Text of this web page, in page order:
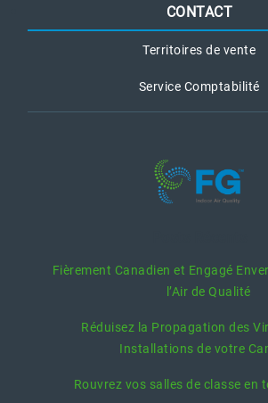
CONTACT
Territoires de vente
Service Comptabilité
Fièrement Canadien et Engagé
l’Air de Qualité
Réduisez la Propagation des
Installations de votre
Rouvrez vos salles de classe en